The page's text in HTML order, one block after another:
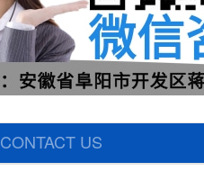
CONTACT US